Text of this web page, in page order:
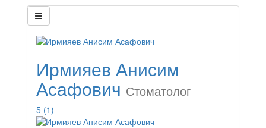
Ирмияев Анисим
Асафович Стоматолог
5 (1)